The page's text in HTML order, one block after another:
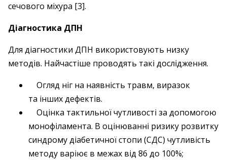
сечового міхура [3].
Діагностика ДПН
Для діагностики ДПН використовують низку
методів. Найчастіше проводять такі дослідження.
Огляд ніг на наявність травм, виразок
та інших дефектів.
Оцінка тактильної чутливості за допомогою
монофіламента. В оцінюванні ризику розвитку
синдрому діабетичної стопи (СДС) чутливість
методу варіює в межах від 86 до 100%;